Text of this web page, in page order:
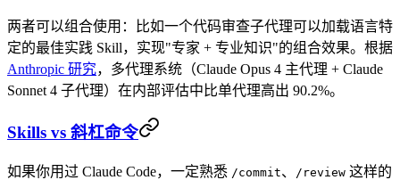
两者可以组合使用：比如一个代码审查子代理可以加载语言特
定的最佳实践 Skill，实现"专家 + 专业知识"的组合效果。根据
Anthropic 研究，多代理系统（Claude Opus 4 主代理 + Claude
Sonnet 4 子代理）在内部评估中比单代理高出 90.2%。
Skills vs 斜杠命令
如果你用过 Claude Code，一定熟悉 /commit、 /review 这样的